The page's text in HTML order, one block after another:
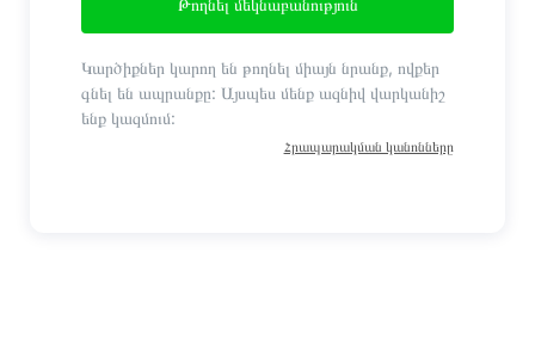
Թողնել մեկնաբանություն
Կարծիքներ կարող են թողնել միայն նրանք, ովքեր
գնել են ապրանքը: Այսպես մենք ազնիվ վարկանիշ
ենք կազմում:
Հրապարակման կանոնները